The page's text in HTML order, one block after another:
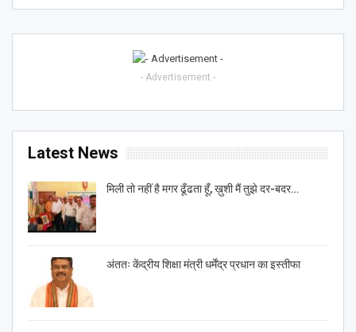
- Advertisement -
Latest News
मिली तो नहीं है मगर ढूँढता हूँ, ख़ुशी मैं तुझे दर-बदर…
अंततः केंद्रीय शिक्षा मंत्री धर्मेंद्र प्रधान का इस्तीफा